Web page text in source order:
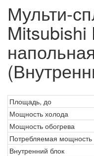
Мульти-
Mitsubishi
Площадь, до
Мощность холода
Мощность обогрева
Потребляемая мощность
Внутренний блок